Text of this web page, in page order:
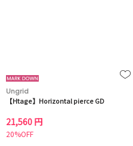
Ungrid
【Htage】Horizontal pierce GD
21,560 円
20%OFF